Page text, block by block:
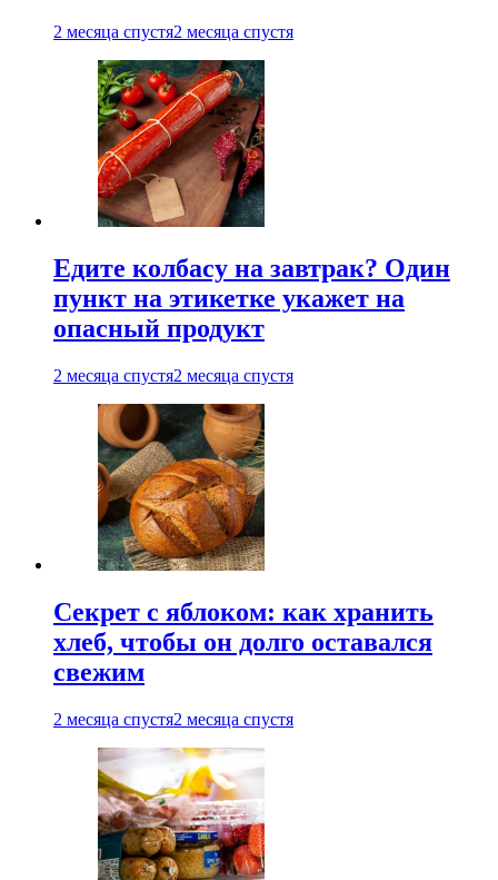
2 месяца спустя2 месяца спустя
Едите колбасу на завтрак? Один
пункт на этикетке укажет на
опасный продукт
2 месяца спустя2 месяца спустя
Секрет с яблоком: как хранить
хлеб, чтобы он долго оставался
свежим
2 месяца спустя2 месяца спустя